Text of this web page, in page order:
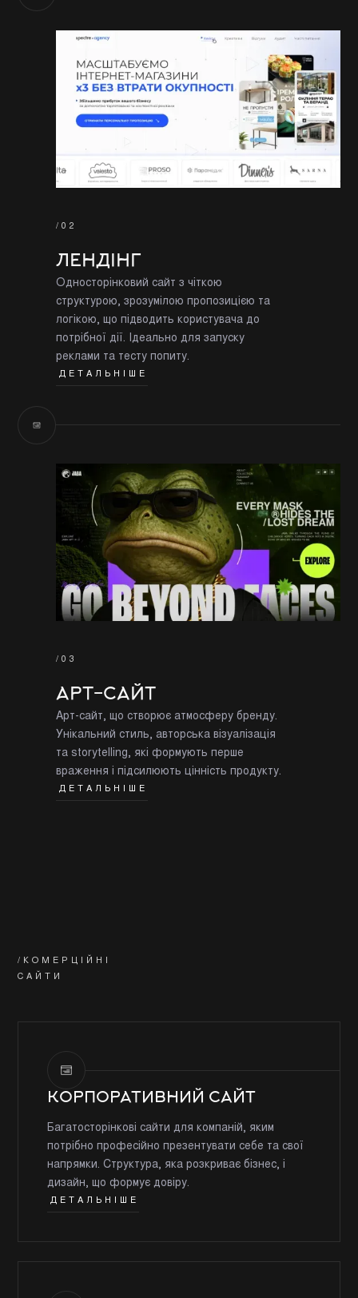
/02
ЛЕНДІНГ
Односторінковий сайт з чіткою
структурою, зрозумілою пропозицією та
логікою, що підводить користувача до
потрібної дії. Ідеально для запуску
реклами та тесту попиту.
ДЕТАЛЬНІШЕ
/03
АРТ-САЙТ
Арт-сайт, що створює атмосферу бренду.
Унікальний стиль, авторська візуалізація
та storytelling, які формують перше
враження і підсилюють цінність продукту.
ДЕТАЛЬНІШЕ
/КОМЕРЦІЙНІ
САЙТИ
КОРПОРАТИВНИЙ САЙТ
Багатосторінкові сайти для компаній, яким
потрібно професійно презентувати себе та свої
напрямки. Структура, яка розкриває бізнес, і
дизайн, що формує довіру.
ДЕТАЛЬНІШЕ